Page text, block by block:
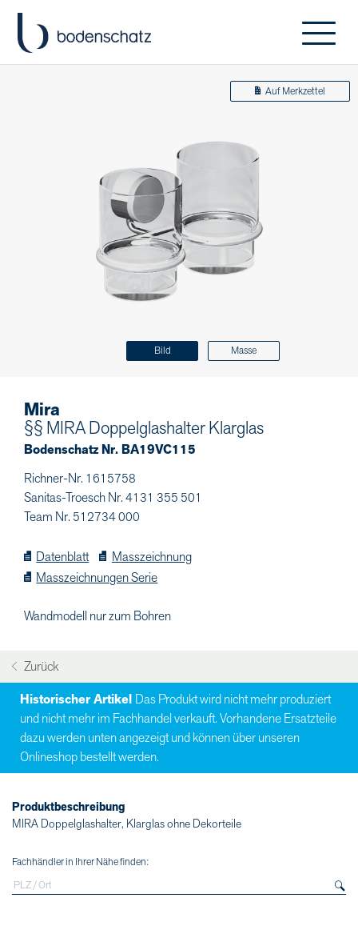
Bild Masse
Auf Merkzettel
Mira
§§ MIRA Doppelglashalter Klarglas
Bodenschatz Nr. BA19VC115
Richner-Nr. 1615758
Sanitas-Troesch Nr. 4131 355 501
Team Nr. 512734 000
Datenblatt
Masszeichnung
Masszeichnungen Serie
Wandmodell nur zum Bohren
Zurück
Historischer Artikel Das Produkt wird nicht mehr produziert
und nicht mehr im Fachhandel verkauft. Vorhandene Ersatzteile
dazu werden unten angezeigt und können über unseren
Onlineshop bestellt werden.
Produktbeschreibung
MIRA Doppelglashalter, Klarglas ohne Dekorteile
Fachhändler in Ihrer Nähe finden: